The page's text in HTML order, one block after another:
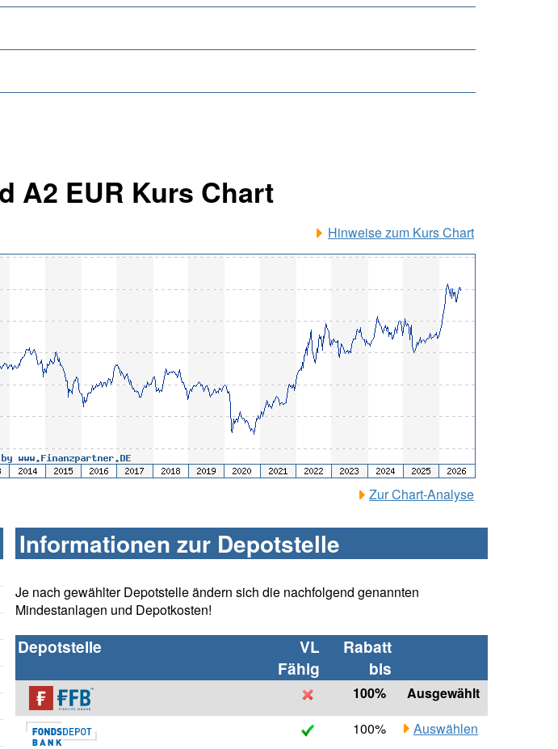
A2 EUR Kurs Chart
Hinweise zum Kurs Chart
Zur Chart-Analyse
Informationen zur Depotstelle
Je nach gewählter Depotstelle ändern sich die nachfolgend genannten
Mindestanlagen und Depotkosten!
Depotstelle
VL
Fähig
Rabatt
bis
100%
Ausgewählt
100%
Auswählen